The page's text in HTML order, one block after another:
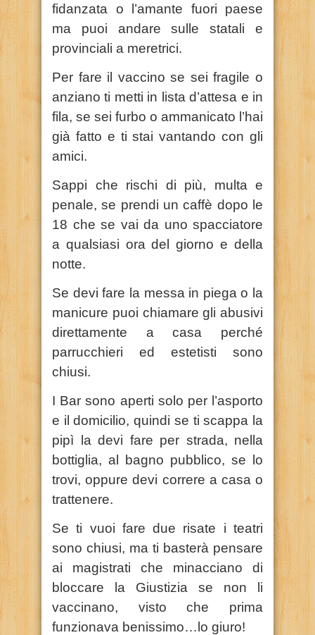
fidanzata o l’amante fuori paese
ma puoi andare sulle statali e
provinciali a meretrici.
Per fare il vaccino se sei fragile o
anziano ti metti in lista d’attesa e in
fila, se sei furbo o ammanicato l’hai
già fatto e ti stai vantando con gli
amici.
Sappi che rischi di più, multa e
penale, se prendi un caffè dopo le
18 che se vai da uno spacciatore
a qualsiasi ora del giorno e della
notte.
Se devi fare la messa in piega o la
manicure puoi chiamare gli abusivi
direttamente a casa perché
parrucchieri ed estetisti sono
chiusi.
I Bar sono aperti solo per l’asporto
e il domicilio, quindi se ti scappa la
pipì la devi fare per strada, nella
bottiglia, al bagno pubblico, se lo
trovi, oppure devi correre a casa o
trattenere.
Se ti vuoi fare due risate i teatri
sono chiusi, ma ti basterà pensare
ai magistrati che minacciano di
bloccare la Giustizia se non li
vaccinano, visto che prima
funzionava benissimo…lo giuro!